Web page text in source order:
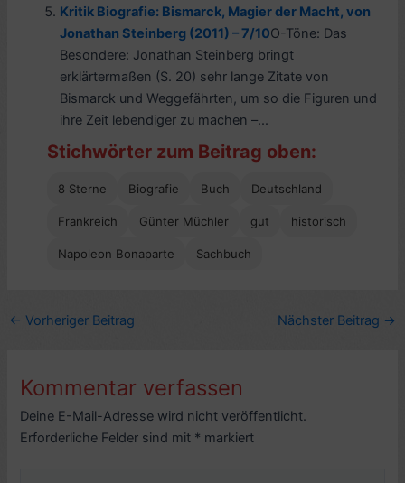
Kritik Biografie: Bismarck, Magier der Macht, von
Jonathan Steinberg (2011) – 7/10O-Töne: Das
Besondere: Jonathan Steinberg bringt
erklärtermaßen (S. 20) sehr lange Zitate von
Bismarck und Weggefährten, um so die Figuren und
ihre Zeit lebendiger zu machen –...
Stichwörter zum Beitrag oben:
8 Sterne Biografie Buch Deutschland
Frankreich Günter Müchler gut historisch
Napoleon Bonaparte Sachbuch
← Vorheriger Beitrag Nächster Beitrag →
Kommentar verfassen
Deine E-Mail-Adresse wird nicht veröffentlicht.
Erforderliche Felder sind mit * markiert